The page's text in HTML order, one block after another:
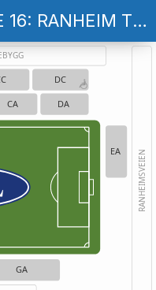
SERIERUNDE 16: RANHEIM TF - HAUGESUND
GA
DC
CA DA
EA RANHEIMSVEIEN